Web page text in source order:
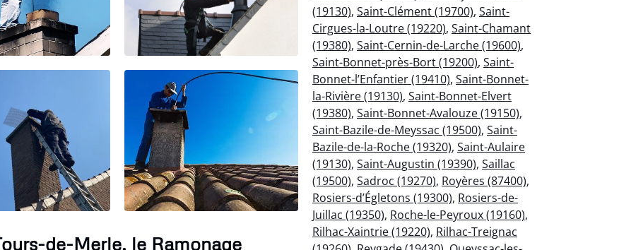
de-Merle, le Ramonage
(19130), Saint-Clément (19700), Saint-
Cirgues-la-Loutre (19220), Saint-Chamant
(19380), Saint-Cernin-de-Larche (19600),
Saint-Bonnet-près-Bort (19200), Saint-
Bonnet-l’Enfantier (19410), Saint-Bonnet-
la-Rivière (19130), Saint-Bonnet-Elvert
(19380), Saint-Bonnet-Avalouze (19150),
Saint-Bazile-de-Meyssac (19500), Saint-
Bazile-de-la-Roche (19320), Saint-Aulaire
(19130), Saint-Augustin (19390), Saillac
(19500), Sadroc (19270), Royères (87400),
Rosiers-d’Égletons (19300), Rosiers-de-
Juillac (19350), Roche-le-Peyroux (19160),
Rilhac-Xaintrie (19220), Rilhac-Treignac